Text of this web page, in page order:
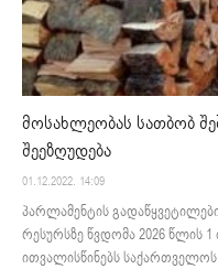
მოსახლეობას სათბობ
შეეზღუდება
01.12.2022. 14:09
პარლამენტის
რესურსზე წვდომა 2026 წლის
ითვალისწინებს